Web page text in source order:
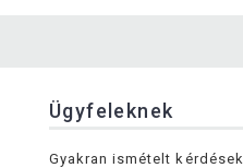
Ügyfeleknek
Gyakran ismételt kérdések